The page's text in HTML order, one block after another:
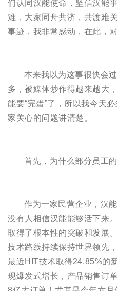
们认同汉能使命，坚信汉能
难，大家同舟共济，共渡难
事迹，我非常感动，在此，
本来我以为这事很快会
多，被媒体炒作得越来越大
能要“完蛋”了，所以我今天
家关心的问题讲清楚。
首先，为什么部分员工
作为一家民营企业，汉能
没有人相信汉能能够活下来
取得了根本性的突破和发展
技术路线持续保持世界领先
最近HIT技术取得24.85%的
现爆发式增长，产品销售订